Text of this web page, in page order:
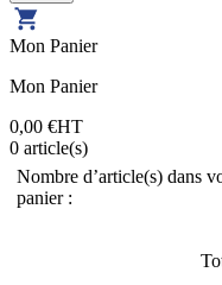
Mon Panier
Mon Panier
0,00 €HT
0 article(s)
Nombre d’article(s) dans
panier :